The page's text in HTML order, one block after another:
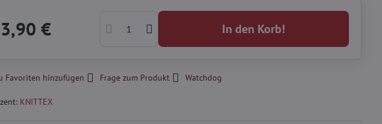
€ In den Korb!
Favoriten hinzufügen Frage zum Produkt Watchdog
KNITTEX